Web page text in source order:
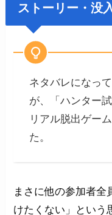
ストーリー・
ネタバレになっ
が、「ハンター
リアル脱出ゲー
た。
まさに他の参加者全
けたくない」という